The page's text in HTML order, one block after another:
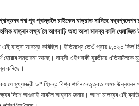
পৰা পূব প্ৰান্তলৈ চাইকেল যাত্রাত নামিছে
যাত্ৰাৰ লক্ষ্য লৈ আগবাঢ়ি অহা আশা মালব্য কালি
এই যাত্ৰা আৰম্ভ কৰিছিল। ইতিমধ্যে তেওঁ প্রায় ৮,০২০
সম্ভাৱনা আছে। সাহসী এইগৰাকী যুৱতীয়ে এতিয়ালৈকে
কৰিছে।
যে মুখ্যমন্ত্রী ড° হিমন্ত বিশ্ব শৰ্মাৰ নেতৃত্বত অসম
দিশে আগুৱাই যাবলৈ আহ্বান জনায়। আশা মালব্যৰ এই